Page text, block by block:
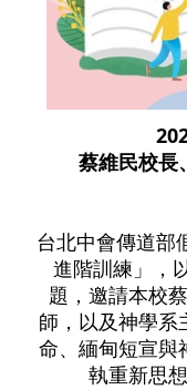
蔡維民校長
台北中會傳道部
進階訓練」，
題，邀請本校
師，以及神學系
命、緬甸短宣與
執重新思